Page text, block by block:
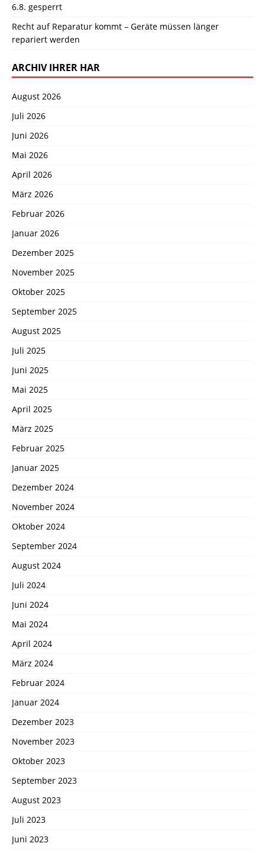
6.8. gesperrt
Recht auf Reparatur kommt – Geräte müssen länger
repariert werden
ARCHIV IHRER HAR
August 2026
Juli 2026
Juni 2026
Mai 2026
April 2026
März 2026
Februar 2026
Januar 2026
Dezember 2025
November 2025
Oktober 2025
September 2025
August 2025
Juli 2025
Juni 2025
Mai 2025
April 2025
März 2025
Februar 2025
Januar 2025
Dezember 2024
November 2024
Oktober 2024
September 2024
August 2024
Juli 2024
Juni 2024
Mai 2024
April 2024
März 2024
Februar 2024
Januar 2024
Dezember 2023
November 2023
Oktober 2023
September 2023
August 2023
Juli 2023
Juni 2023